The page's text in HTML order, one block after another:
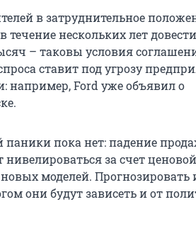
в затруднительное
нескольких лет
– таковы условия
ставит под угрозу
Ford уже объявил о
пока нет: падение
нивелироваться за счет ценовой
моделей. Прогнозировать
они будут зависеть и от